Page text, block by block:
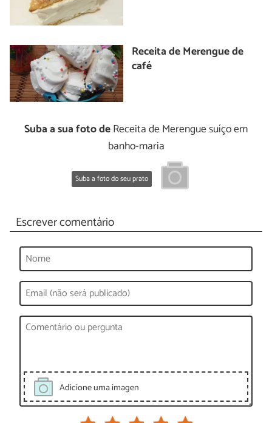
Receita de Merengue de
café
Suba a sua foto deReceita de Merengue suíço em
banho-maria
Suba a foto do seu prato
Escrever comentário
Adicione uma imagen